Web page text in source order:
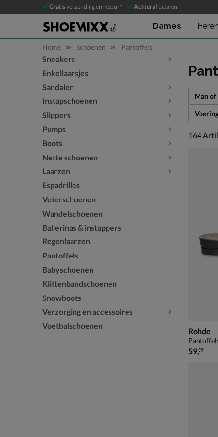
Gratisverzending en retour* Achteraf betalen
Dames Heren
Home Schoenen Pantoffels
Sla categorieën over
Sneakers
Enkellaarsjes
Sandalen
Instapschoenen
Slippers
Pumps
Boots
Nette schoenen
Laarzen
Espadrilles
Veterschoenen
Wandelschoenen
Ballerinas & instappers
Regenlaarzen
Pantoffels
Babyschoenen
Klittenbandschoenen
Snowboots
Verzorging en accessoires
Voetbalschoenen
Man of
Voering
164
164
Rohde
€ 59,99
59,99